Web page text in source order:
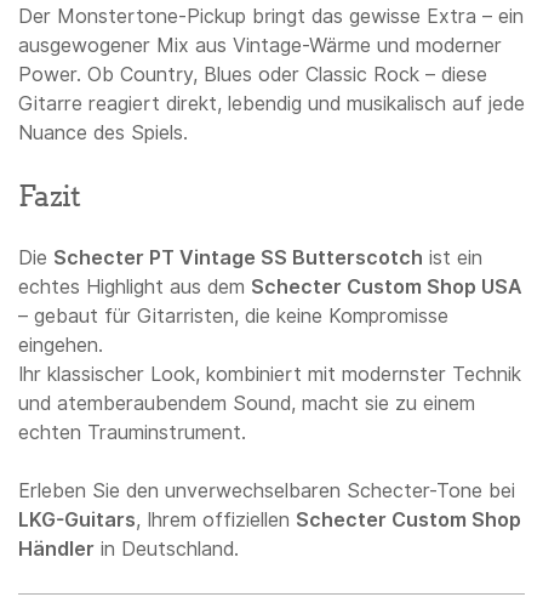
Der Monstertone-Pickup bringt das gewisse Extra – ein
ausgewogener Mix aus Vintage-Wärme und moderner
Power. Ob Country, Blues oder Classic Rock – diese
Gitarre reagiert direkt, lebendig und musikalisch auf jede
Nuance des Spiels.
Fazit
Die Schecter PT Vintage SS Butterscotch ist ein
echtes Highlight aus dem Schecter Custom Shop USA
– gebaut für Gitarristen, die keine Kompromisse
eingehen.
Ihr klassischer Look, kombiniert mit modernster Technik
und atemberaubendem Sound, macht sie zu einem
echten Trauminstrument.
Erleben Sie den unverwechselbaren Schecter-Tone bei
LKG-Guitars, Ihrem offiziellen Schecter Custom Shop
Händler in Deutschland.